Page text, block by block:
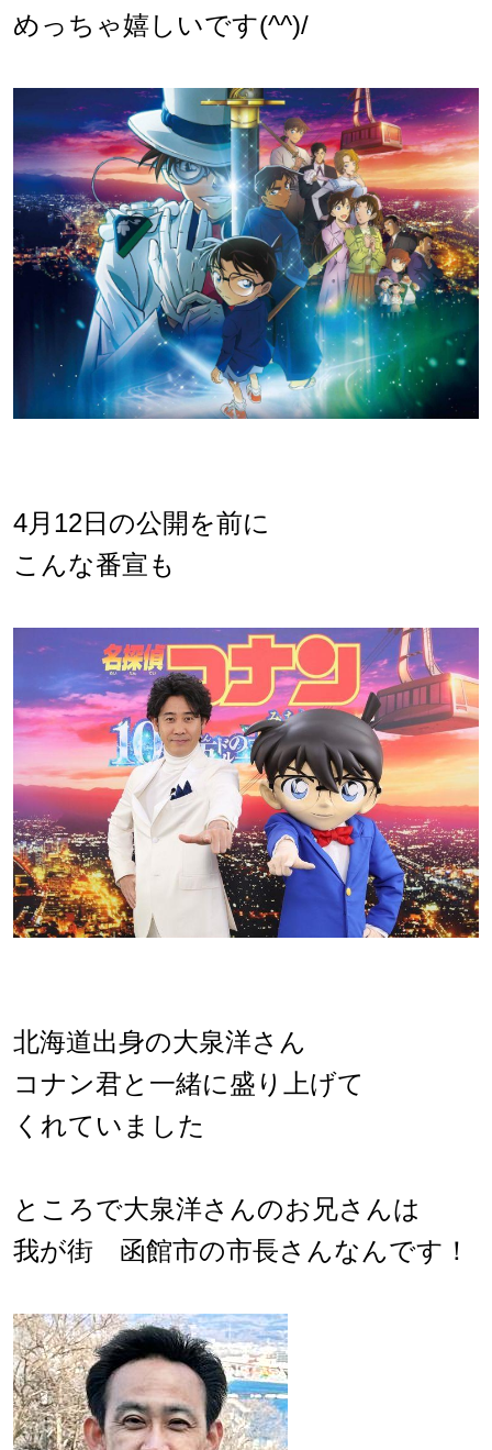
めっちゃ嬉しいです(^^)/
4月12日の公開を前に
こんな番宣も
北海道出身の大泉洋さん
コナン君と一緒に盛り上げて
くれていました
ところで大泉洋さんのお兄さんは
我が街 函館市の市長さんなんです！